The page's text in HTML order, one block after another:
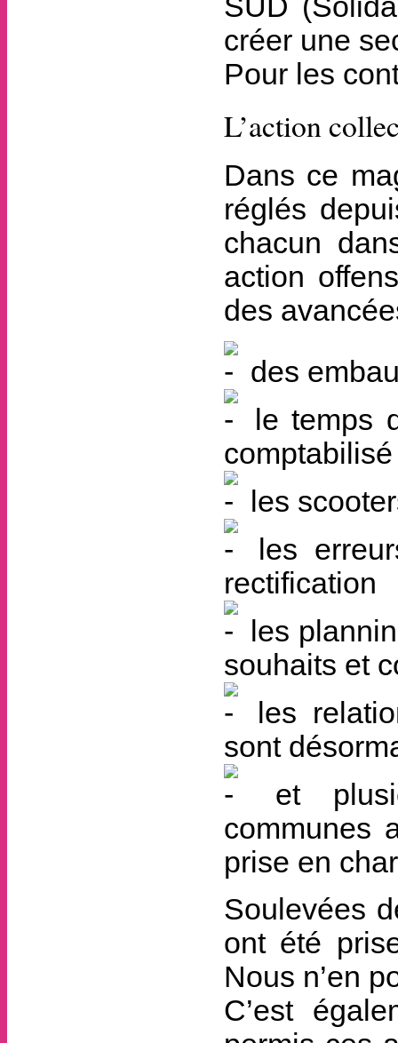
SUD
créer une
Pour les
L’action
Dans ce
réglés
chacun
action
des
des
le temps
les
les
rectification
les
souhaits et
les
sont
et
communes
prise en
Soulevées
ont été
Nous n’en
C’est